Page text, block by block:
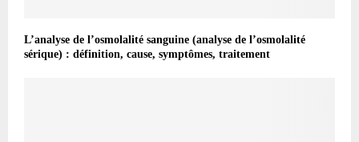
L’analyse de l’osmolalité sanguine (analyse de l’osmolalité
sérique) : définition, cause, symptômes, traitement